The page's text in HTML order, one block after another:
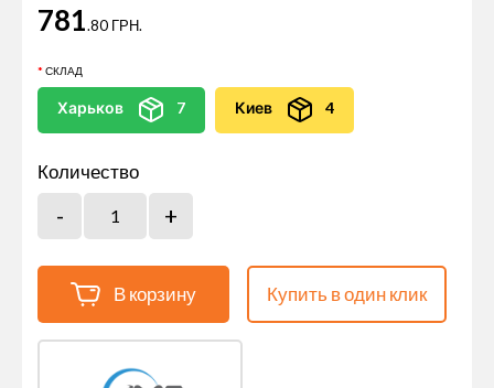
781.80 ГРН.
СКЛАД
Харьков 7 Киев 4
Количество
В корзину Купить в один клик